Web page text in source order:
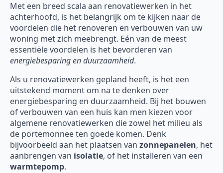
Met een breed scala aan renovatiewerken in het
achterhoofd, is het belangrijk om te kijken naar de
voordelen die het renoveren en verbouwen van uw
woning met zich meebrengt. Eén van de meest
essentiële voordelen is het bevorderen van
energiebesparing en duurzaamheid.
Als u renovatiewerken gepland heeft, is het een
uitstekend moment om na te denken over
energiebesparing en duurzaamheid. Bij het bouwen
of verbouwen van een huis kan men kiezen voor
algemene renovatiewerken die zowel het milieu als
de portemonnee ten goede komen. Denk
bijvoorbeeld aan het plaatsen van zonnepanelen, het
aanbrengen van isolatie, of het installeren van een
warmtepomp.